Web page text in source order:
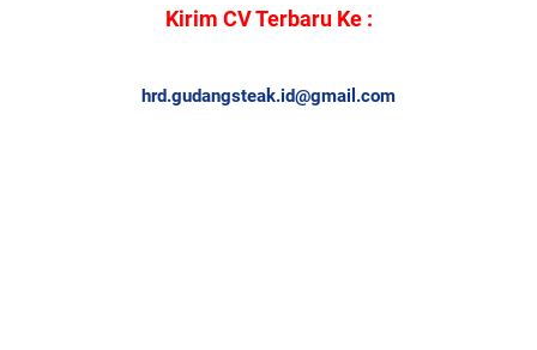
Kirim CV Terbaru Ke :
hrd.gudangsteak.id@gmail.com